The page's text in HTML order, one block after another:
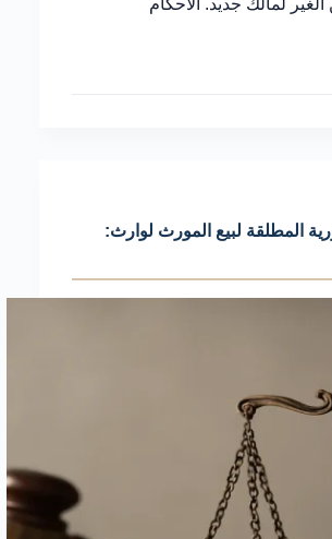
المطلقة لبيع المورث لوارث: